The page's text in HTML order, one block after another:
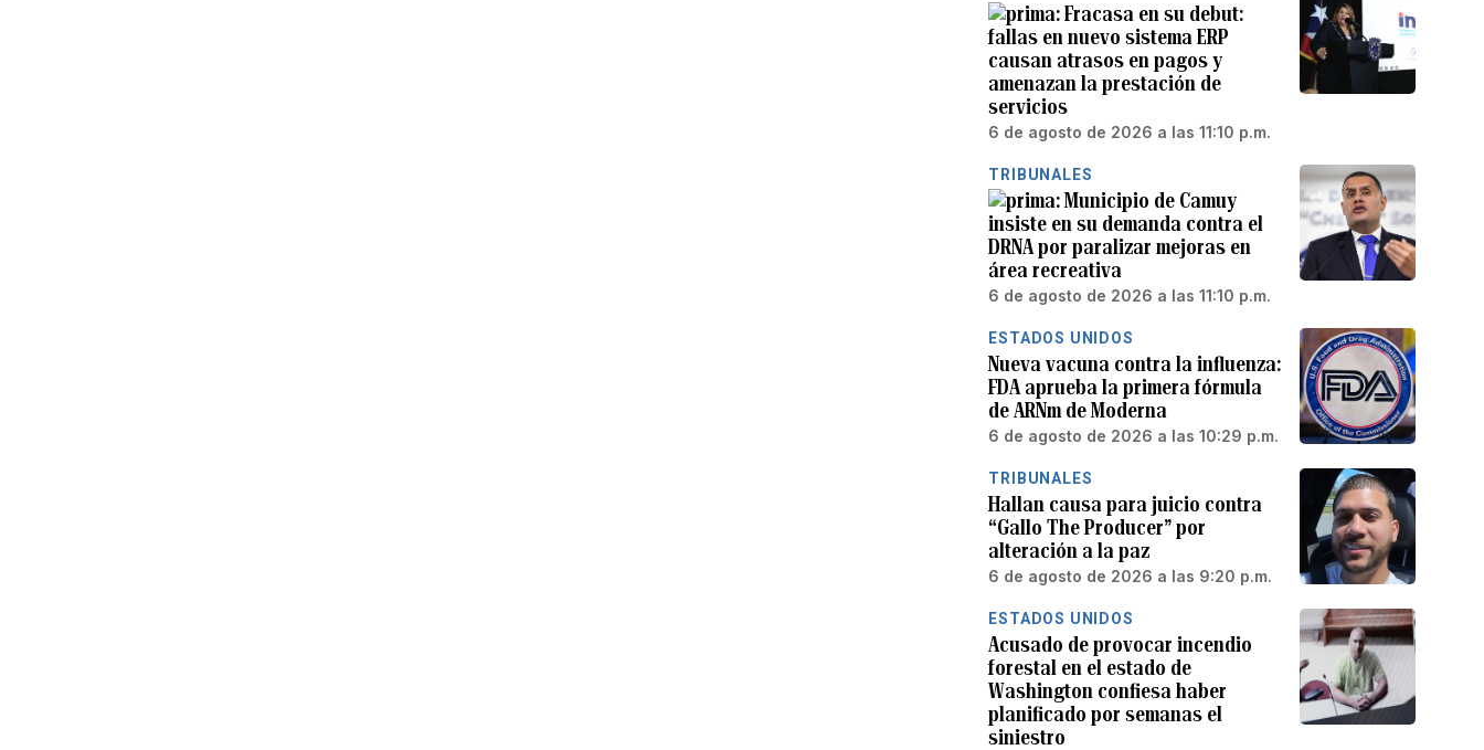
Fracasa en su debut:
fallas en nuevo sistema ERP
causan atrasos en pagos y
amenazan la prestación de
servicios
6 de agosto de 2026 a las 11:10 p.m.
TRIBUNALES
Municipio de Camuy
insiste en su demanda contra el
DRNA por paralizar mejoras en
área recreativa
6 de agosto de 2026 a las 11:10 p.m.
ESTADOS UNIDOS
Nueva vacuna contra la influenza:
FDA aprueba la primera fórmula
de ARNm de Moderna
6 de agosto de 2026 a las 10:29 p.m.
TRIBUNALES
Hallan causa para juicio contra
“Gallo The Producer” por
alteración a la paz
6 de agosto de 2026 a las 9:20 p.m.
ESTADOS UNIDOS
Acusado de provocar incendio
forestal en el estado de
Washington confiesa haber
planificado por semanas el
siniestro